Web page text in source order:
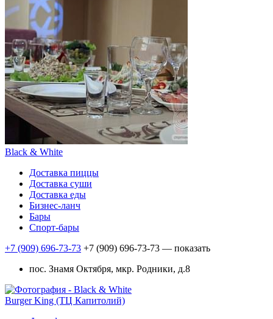
Black & White
Доставка пиццы
Доставка суши
Доставка еды
Бизнес-ланч
Бары
Спорт-бары
+7 (909) 696-73-73 +7 (909) 696-73-73 — показать
пос. Знамя Октября, мкр. Родники, д.8
Burger King (ТЦ Капитолий)